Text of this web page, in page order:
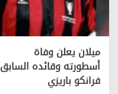
ميلان يعلن وفاة
أسطورته وقائده السابق
فرانكو باريزي